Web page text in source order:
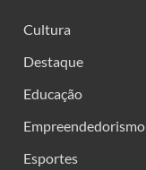
Cultura
Destaque
Educação
Empreendedorismo
Esportes